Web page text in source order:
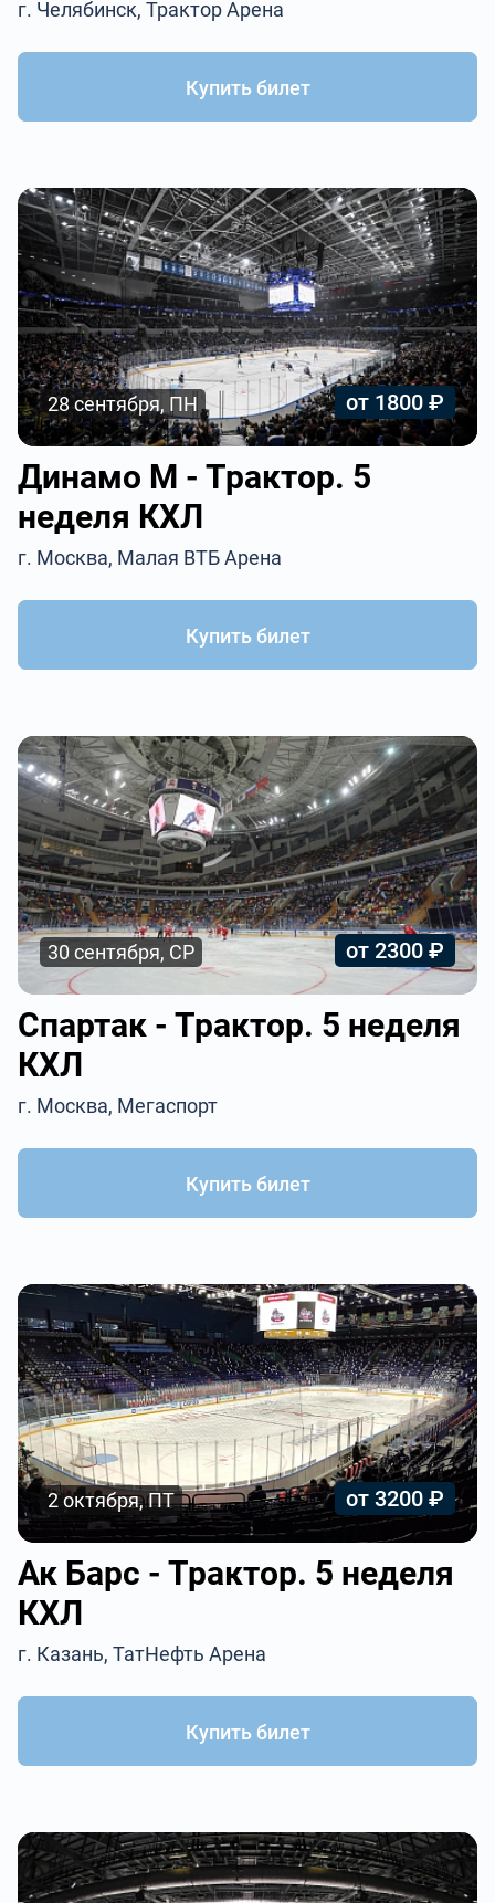
г. Челябинск, Трактор Арена
Купить билет
28 сентября, ПН от 1800 ₽
Динамо М - Трактор. 5
неделя КХЛ
г. Москва, Малая ВТБ Арена
Купить билет
30 сентября, СР от 2300 ₽
Спартак - Трактор. 5 неделя
КХЛ
г. Москва, Мегаспорт
Купить билет
2 октября, ПТ от 3200 ₽
Ак Барс - Трактор. 5 неделя
КХЛ
г. Казань, ТатНефть Арена
Купить билет